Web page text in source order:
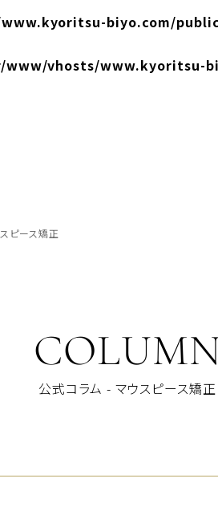
biyo.com/
www/vhosts/www.kyoritsu-
ピース矯正
公式コラム - マウスピース矯正